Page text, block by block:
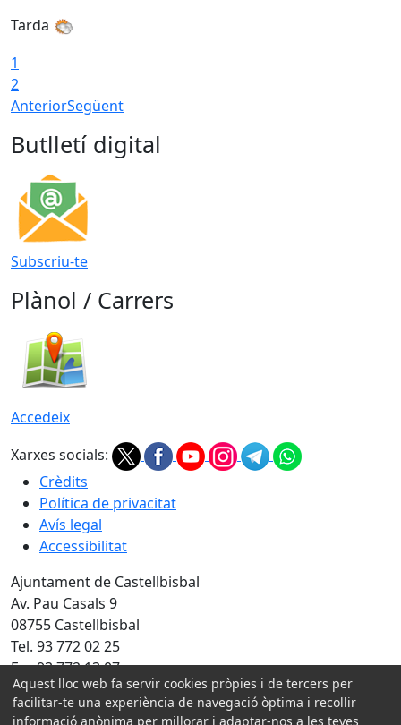
Tarda
1
2
AnteriorSegüent
Butlletí digital
Subscriu-te
Plànol / Carrers
Accedeix
Xarxes socials:
Crèdits
Política de privacitat
Avís legal
Accessibilitat
Ajuntament de Castellbisbal
Av. Pau Casals 9
08755 Castellbisbal
Tel. 93 772 02 25
Fax 93 772 13 07
Amb la col·laboració de:
Aquest lloc web fa servir cookies pròpies i de tercers per
facilitar-te una experiència de navegació òptima i recollir
informació anònima per millorar i adaptar-nos a les teves